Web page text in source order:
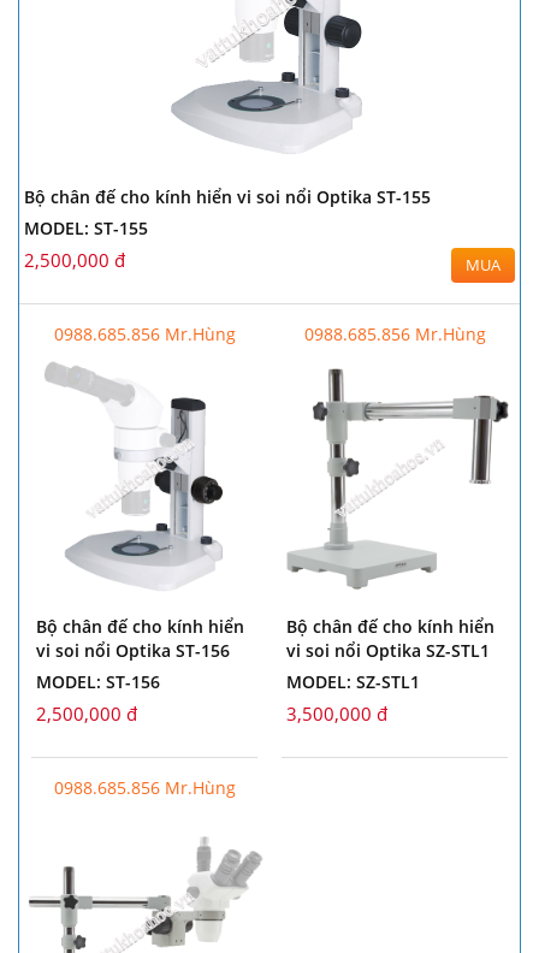
Bộ chân đế cho kính hiển vi soi nổi Optika ST-155
MODEL: ST-155
2,500,000 đ MUA
0988.685.856 Mr.Hùng
Bộ chân đế cho kính hiển
vi soi nổi Optika ST-156
MODEL: ST-156
2,500,000 đ
0988.685.856 Mr.Hùng
Bộ chân đế cho kính hiển
vi soi nổi Optika SZ-STL1
MODEL: SZ-STL1
3,500,000 đ
0988.685.856 Mr.Hùng